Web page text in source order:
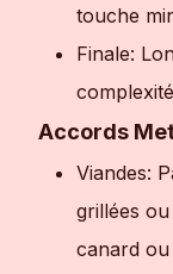
touche
Finale:
Accords
Viandes:
grillées
canard